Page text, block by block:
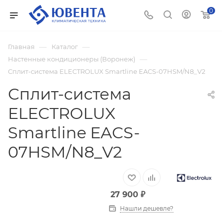
0
Главная — Каталог —
Настенные кондиционеры (Воронеж) —
Сплит-система ELECTROLUX Smartline EACS-07HSM/N8_V2
Сплит-система
ELECTROLUX
Smartline EACS-
07HSM/N8_V2
27 900₽
Нашли дешевле?